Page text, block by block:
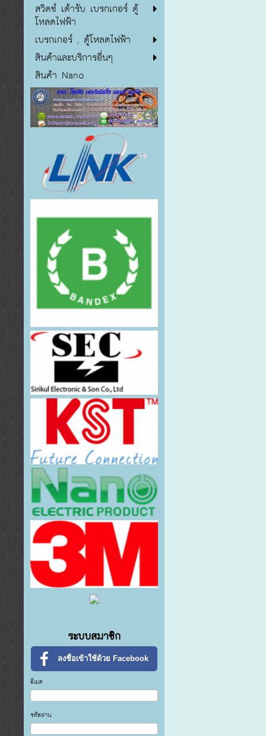
สวิตซ์ เต้ารับ เบรกเกอร์ ตู้
โหลดไฟฟ้า
เบรกเกอร์ , ตู้โหลดไฟฟ้า
สินค้าและบริการอื่นๆ
สินค้า Nano
ระบบสมาชิก
ลงชื่อเข้าใช้ด้วย Facebook
อีเมล
รหัสผ่าน